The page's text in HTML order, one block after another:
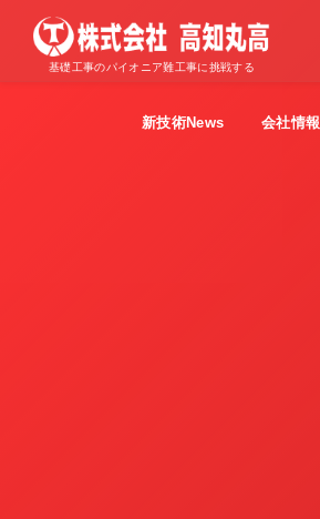
基礎工事のパイオニア難工事に挑戦する
新技術News 会社情報